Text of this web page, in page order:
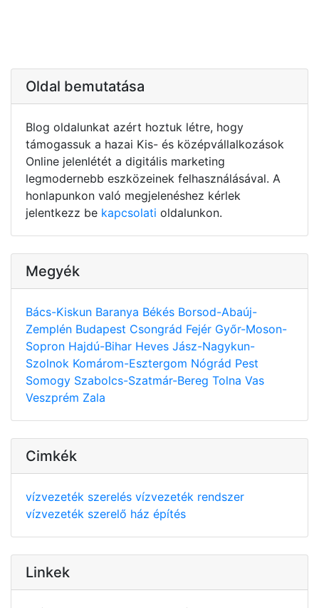
Oldal bemutatása
Blog oldalunkat azért hoztuk létre, hogy
támogassuk a hazai Kis- és középvállalkozások
Online jelenlétét a digitális marketing
legmodernebb eszközeinek felhasználásával. A
honlapunkon való megjelenéshez kérlek
jelentkezz be kapcsolati oldalunkon.
Megyék
Bács-Kiskun Baranya Békés Borsod-Abaúj-
Zemplén Budapest Csongrád Fejér Győr-Moson-
Sopron Hajdú-Bihar Heves Jász-Nagykun-
Szolnok Komárom-Esztergom Nógrád Pest
Somogy Szabolcs-Szatmár-Bereg Tolna Vas
Veszprém Zala
Cimkék
vízvezeték szerelés vízvezeték rendszer
vízvezeték szerelő ház építés
Linkek